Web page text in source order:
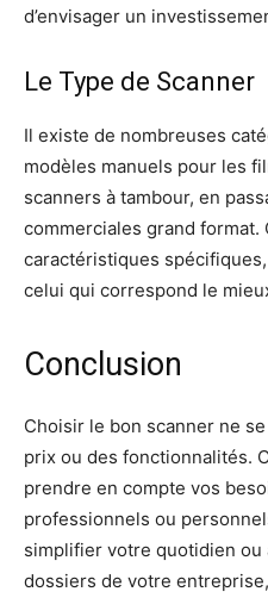
d’envisager un
Le Type de Scanner
Il existe de nombreuses
modèles manuels pour les
scanners à tambour, en
commerciales grand format.
caractéristiques
celui qui correspond le
Conclusion
Choisir le bon scanner ne
prix ou des fonctionnalités.
prendre en compte vos
professionnels ou
simplifier votre quotidien ou
dossiers de votre